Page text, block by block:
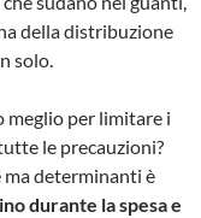
della distribuzione
solo.
meglio per limitare i
le precauzioni?
ma determinanti è
durante la spesa e